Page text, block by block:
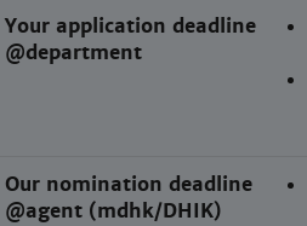
Your application deadline
@department
Our nomination deadline
@agent (mdhk/DHIK)